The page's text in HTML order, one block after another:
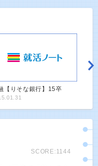
【りそな銀行】15卒
SCORE:1144